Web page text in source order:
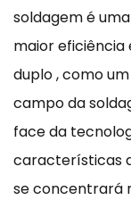
soldagem é
maior eficiência
duplo, como
campo da
face da
características
se concentrará